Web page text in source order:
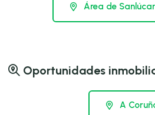
Área de
Oportunidades
A